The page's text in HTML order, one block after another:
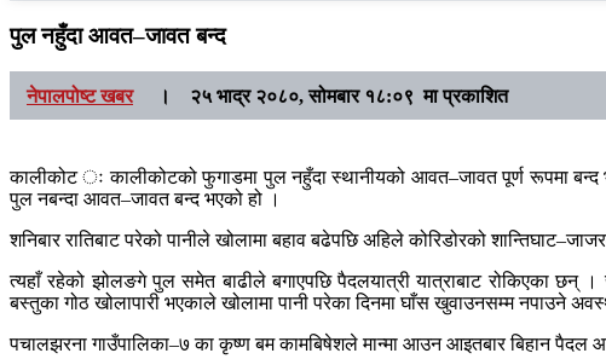
पुल नहुँदा आवत–जावत बन्द
नेपालपोष्ट खबर। २५ भाद्र २०८०, सोमबार १८:०९ मा प्रकाशित
कालीकोट ः कालीकोटको फुगाडमा पुल नहुँदा स्थानीयको आवत–जावत पूर्ण रूपमा बन्द
पुल नबन्दा आवत–जावत बन्द भएको हो ।
शनिबार रातिबाट परेको पानीले खोलामा बहाव बढेपछि अहिले कोरिडोरको
त्यहाँ रहेको झोलङगे पुल समेत बाढीले बगाएपछि पैदलयात्री यात्राबाट रोकिएका छन्
बस्तुका गोठ खोलापारी भएकाले खोलामा पानी परेका दिनमा घाँस खुवाउनसम्म नपाउने
पचालझरना गाउँपालिका–७ का कृष्ण बम कामबिषेशले मान्मा आउन आइतबार बिहान पैदल